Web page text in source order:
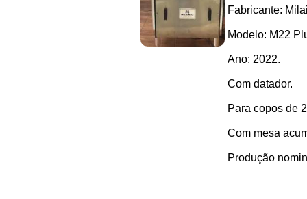
Fabricante:
Modelo: M22
Ano: 2022.
Com datador.
Para copos de
Com mesa
Produção